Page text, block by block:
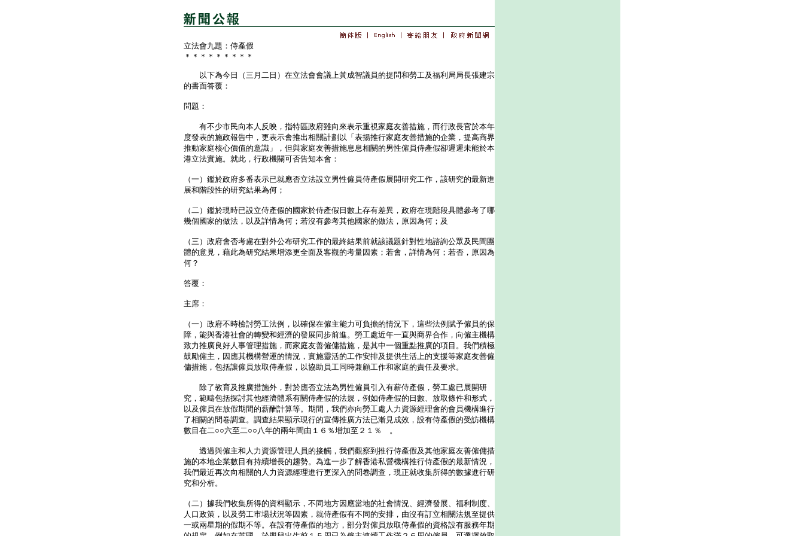
立法會九題：侍產假
＊＊＊＊＊＊＊＊＊
以下為今日（三月二日）在立法會會議上黃成智議員的提問和勞工及福利局局長張建宗
的書面答覆：
問題：
有不少市民向本人反映，指特區政府雖向來表示重視家庭友善措施，而行政長官於本年
度發表的施政報告中，更表示會推出相關計劃以「表揚推行家庭友善措施的企業，提高商界
推動家庭核心價值的意識」，但與家庭友善措施息息相關的男性僱員侍產假卻遲遲未能於本
港立法實施。就此，行政機關可否告知本會：
（一）鑑於政府多番表示已就應否立法設立男性僱員侍產假展開研究工作，該研究的最新進
展和階段性的研究結果為何；
（二）鑑於現時已設立侍產假的國家於侍產假日數上存有差異，政府在現階段具體參考了哪
幾個國家的做法，以及詳情為何；若沒有參考其他國家的做法，原因為何；及
（三）政府會否考慮在對外公布研究工作的最終結果前就該議題針對性地諮詢公眾及民間團
體的意見，藉此為研究結果增添更全面及客觀的考量因素；若會，詳情為何；若否，原因為
何？
答覆：
主席：
（一）政府不時檢討勞工法例，以確保在僱主能力可負擔的情況下，這些法例賦予僱員的保
障，能與香港社會的轉變和經濟的發展同步前進。勞工處近年一直與商界合作，向僱主機構
致力推廣良好人事管理措施，而家庭友善僱傭措施，是其中一個重點推廣的項目。我們積極
鼓勵僱主，因應其機構營運的情況，實施靈活的工作安排及提供生活上的支援等家庭友善僱
傭措施，包括讓僱員放取侍產假，以協助員工同時兼顧工作和家庭的責任及要求。
除了教育及推廣措施外，對於應否立法為男性僱員引入有薪侍產假，勞工處已展開研
究，範疇包括探討其他經濟體系有關侍產假的法規，例如侍產假的日數、放取條件和形式，
以及僱員在放假期間的薪酬計算等。期間，我們亦向勞工處人力資源經理會的會員機構進行
了相關的問卷調查。調查結果顯示現行的宣傳推廣方法已漸見成效，設有侍產假的受訪機構
數目在二○○六至二○○八年的兩年間由１６％增加至２１％ 。
透過與僱主和人力資源管理人員的接觸，我們觀察到推行侍產假及其他家庭友善僱傭措
施的本地企業數目有持續增長的趨勢。為進一步了解香港私營機構推行侍產假的最新情況，
我們最近再次向相關的人力資源經理進行更深入的問卷調查，現正就收集所得的數據進行研
究和分析。
（二）據我們收集所得的資料顯示，不同地方因應當地的社會情況、經濟發展、福利制度、
人口政策，以及勞工巿場狀況等因素，就侍產假有不同的安排，由沒有訂立相關法規至提供
一或兩星期的假期不等。在設有侍產假的地方，部分對僱員放取侍產假的資格設有服務年期